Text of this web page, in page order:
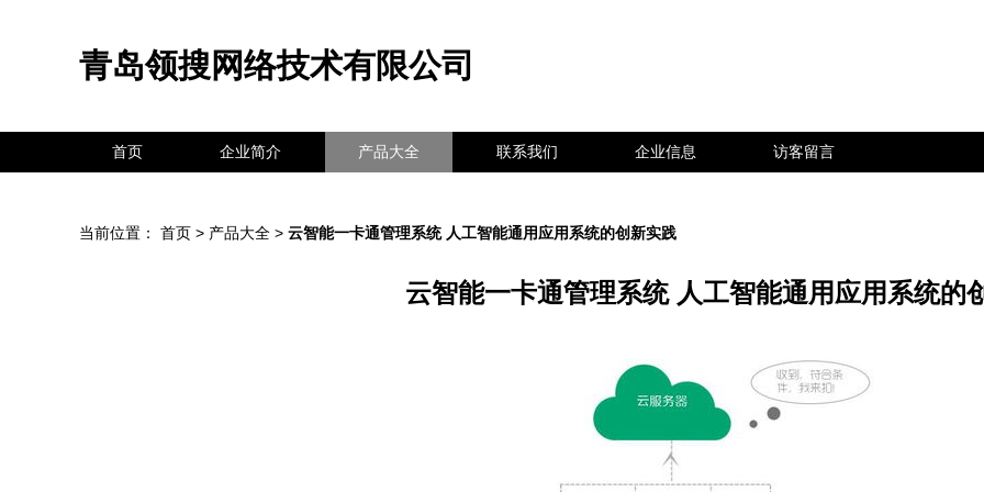
青岛领搜网络技术有限公司
首页 企业简介 产品大全 联系我们 企业信息 访客留言
当前位置： 首页 > 产品大全 > 云智能一卡通管理系统 人工智能通用应用系统的创新实践
云智能一卡通管理系统 人工智能通用应用系统的